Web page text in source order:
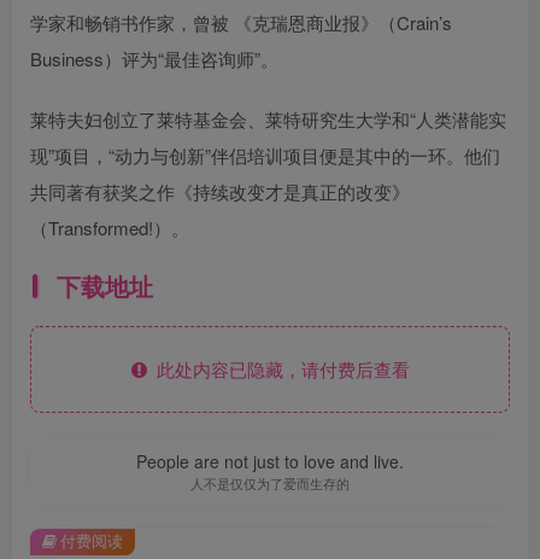
学家和畅销书作家，曾被 《克瑞恩商业报》（Crain’s
Business）评为“最佳咨询师”。
莱特夫妇创立了莱特基金会、莱特研究生大学和“人类潜能实
现”项目，“动力与创新”伴侣培训项目便是其中的一环。他们
共同著有获奖之作《持续改变才是真正的改变》
（Transformed!）。
下载地址
此处内容已隐藏，请付费后查看
People are not just to love and live.
人不是仅仅为了爱而生存的
付费阅读